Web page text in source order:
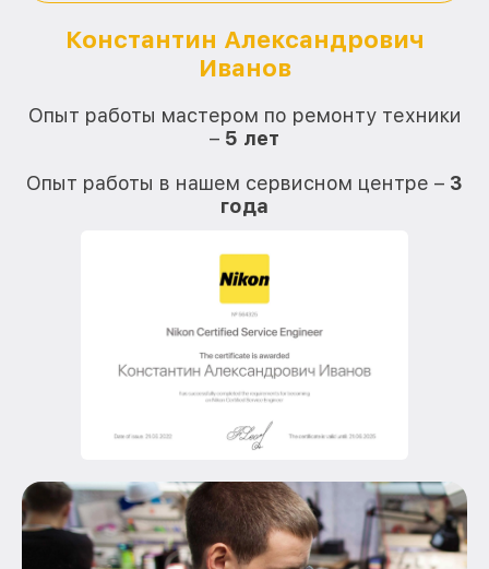
Константин Александрович
Иванов
Опыт работы мастером по ремонту техники
– 5 лет
Опыт работы в нашем сервисном центре – 3
года